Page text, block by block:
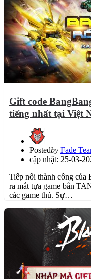
Gift code
tiếng nhất tại Việt
Postedby Fade
cập nhật: 25-03-
Tiếp nối thành công
ra mắt tựa game bắn
các game thủ. Sự…